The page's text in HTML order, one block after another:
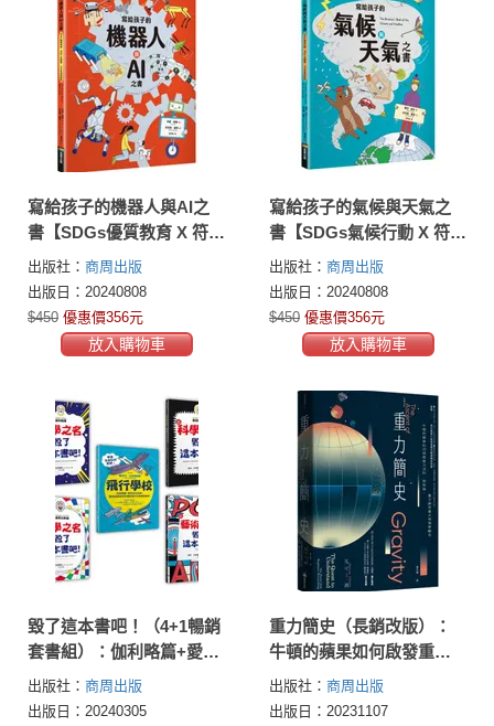
寫給孩子的機器人與AI之
書【SDGs優質教育 X 符合
108課綱 X STEM學習指
標】
出版社： 商周出版
出版日：20240808
$450 優惠價356元
放入購物車
寫給孩子的氣候與天氣之
書【SDGs氣候行動 X 符合
108課綱 X STEM學習指
標】
出版社： 商周出版
出版日：20240808
$450 優惠價356元
放入購物車
毀了這本書吧！（4+1暢銷
套書組）：伽利略篇+愛因
斯坦篇+數學篇+藝術篇+飛
行學校
出版社： 商周出版
出版日：20240305
重力簡史（長銷改版）：
牛頓的蘋果如何啟發重力
法則、相對論、量子論等
重大物理學觀念
出版社： 商周出版
出版日：20231107